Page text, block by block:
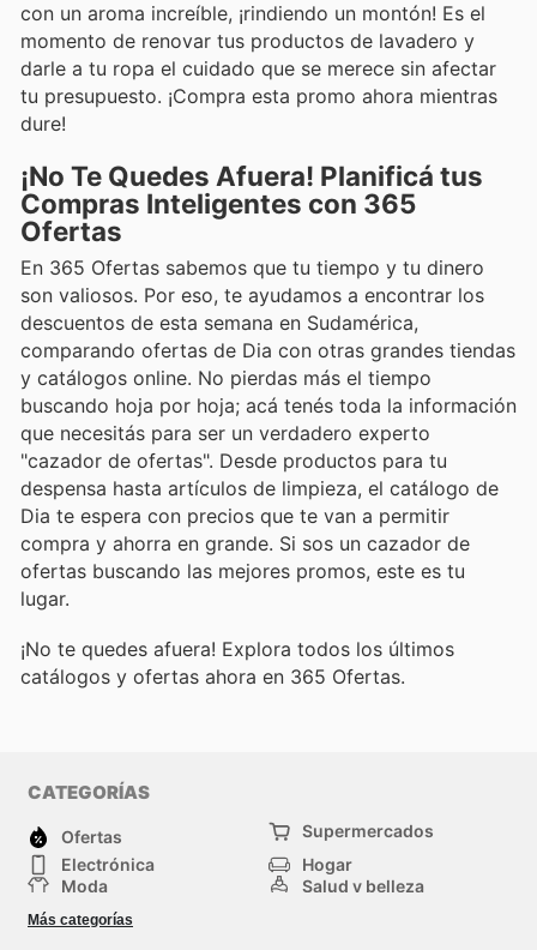
con un aroma increíble, ¡rindiendo un montón! Es el
momento de renovar tus productos de lavadero y
darle a tu ropa el cuidado que se merece sin afectar
tu presupuesto. ¡Compra esta promo ahora mientras
dure!
¡No Te Quedes Afuera! Planificá tus
Compras Inteligentes con 365
Ofertas
En 365 Ofertas sabemos que tu tiempo y tu dinero
son valiosos. Por eso, te ayudamos a encontrar los
descuentos de esta semana en Sudamérica,
comparando ofertas de Dia con otras grandes tiendas
y catálogos online. No pierdas más el tiempo
buscando hoja por hoja; acá tenés toda la información
que necesitás para ser un verdadero experto
"cazador de ofertas". Desde productos para tu
despensa hasta artículos de limpieza, el catálogo de
Dia te espera con precios que te van a permitir
compra y ahorra en grande. Si sos un cazador de
ofertas buscando las mejores promos, este es tu
lugar.
¡No te quedes afuera! Explora todos los últimos
catálogos y ofertas ahora en 365 Ofertas.
CATEGORÍAS
Ofertas
Supermercados
Electrónica
Hogar
Moda
Salud y belleza
Deportes
Más categorías